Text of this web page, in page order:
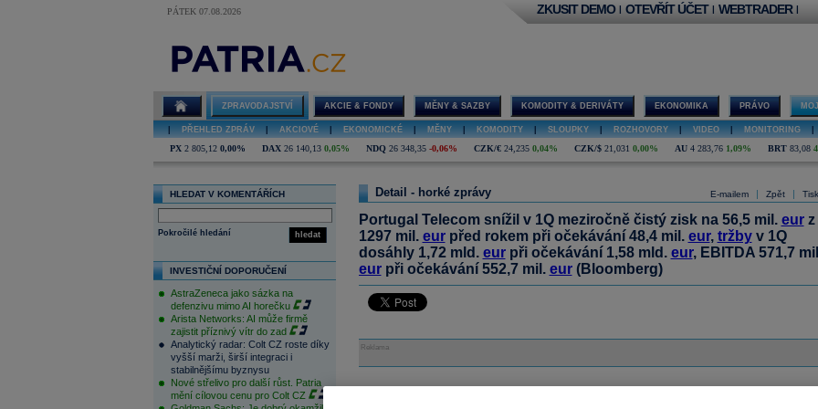
PÁTEK 07.08.2026 ZKUSIT DEMO | OTEVŘÍT ÚČET | WEBTRADER |
ZPRAVODAJSTVÍ AKCIE & FONDY MĚNY & SAZBY KOMODITY & DERIVÁTY EKONOMIKA PRÁVO
PŘEHLED ZPRÁV AKCIOVÉ EKONOMICKÉ MĚNY KOMODITY SLOUPKY ROZHOVORY VIDEO MONITORING
PX 2 805,12 0,00% DAX 26 140,13 0,05% NDQ 26 348,35 -0,06% CZK/€ 24,235 0,04% CZK/$ 21,031 0,00% AU 4 283,76 1,09% BRT 83,08
HLEDAT V KOMENTÁŘÍCH
hledat
Pokročilé hledání
INVESTIČNÍ DOPORUČENÍ
AstraZeneca jako sázka na
defenzivu mimo AI horečku
Arista Networks: AI může firmě
zajistit příznivý vítr do zad
Analytický radar: Colt CZ roste díky
vyšší marži, širší integraci i
stabilnějšímu byznysu
Nové střelivo pro další růst. Patria
mění cílovou cenu pro Colt CZ
E-mailem | Zpět | Tisk
Detail - horké zprávy
Portugal Telecom snížil v 1Q meziročně čistý zisk na 56,5 mil. eurz
1297 mil. eurpřed rokem při očekávání 48,4 mil. eur, tržbyv 1Q
dosáhly 1,72 mld. eurpři očekávání 1,58 mld. eur, EBITDA 571,7
eurpři očekávání 552,7 mil. eur(Bloomberg)
Reklama